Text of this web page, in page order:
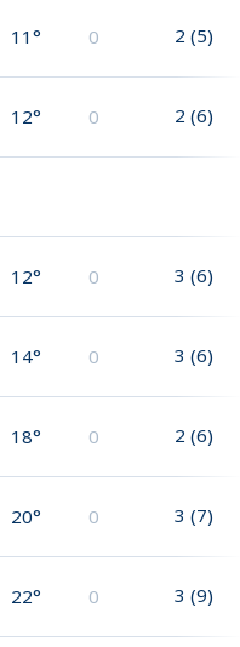
11° 0 2 (5)
12° 0 2 (6)
12° 0 3 (6)
14° 0 3 (6)
18° 0 2 (6)
20° 0 3 (7)
22° 0 3 (9)